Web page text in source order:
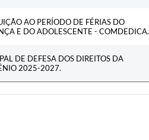
AO PERÍODO DE FÉRIAS DO
E DO ADOLESCENTE - COMDEDICA.
DE DEFESA DOS DIREITOS DA
2025-2027.